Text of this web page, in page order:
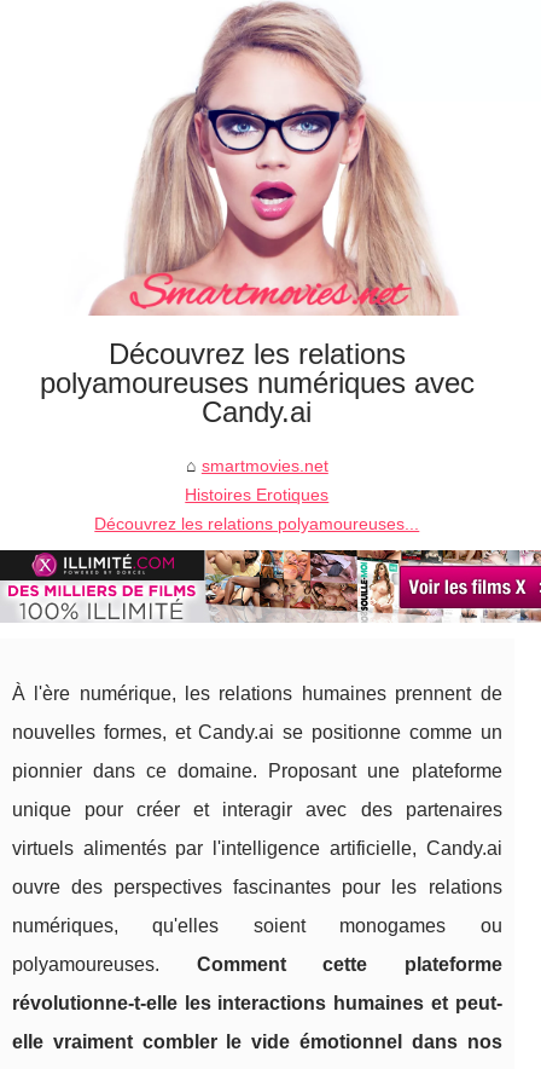
Découvrez les relations
polyamoureuses numériques avec
Candy.ai
smartmovies.net
Histoires Erotiques
Découvrez les relations polyamoureuses...
À l'ère numérique, les relations humaines prennent de
nouvelles formes, et Candy.ai se positionne comme un
pionnier dans ce domaine. Proposant une plateforme
unique pour créer et interagir avec des partenaires
virtuels alimentés par l'intelligence artificielle, Candy.ai
ouvre des perspectives fascinantes pour les relations
numériques, qu'elles soient monogames ou
polyamoureuses. Comment cette plateforme
révolutionne-t-elle les interactions humaines et peut-
elle vraiment combler le vide émotionnel dans nos